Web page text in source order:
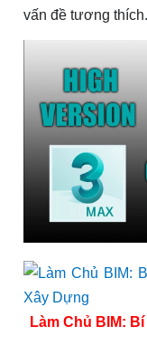
vấn đề tương thích.
Làm Chủ BIM: